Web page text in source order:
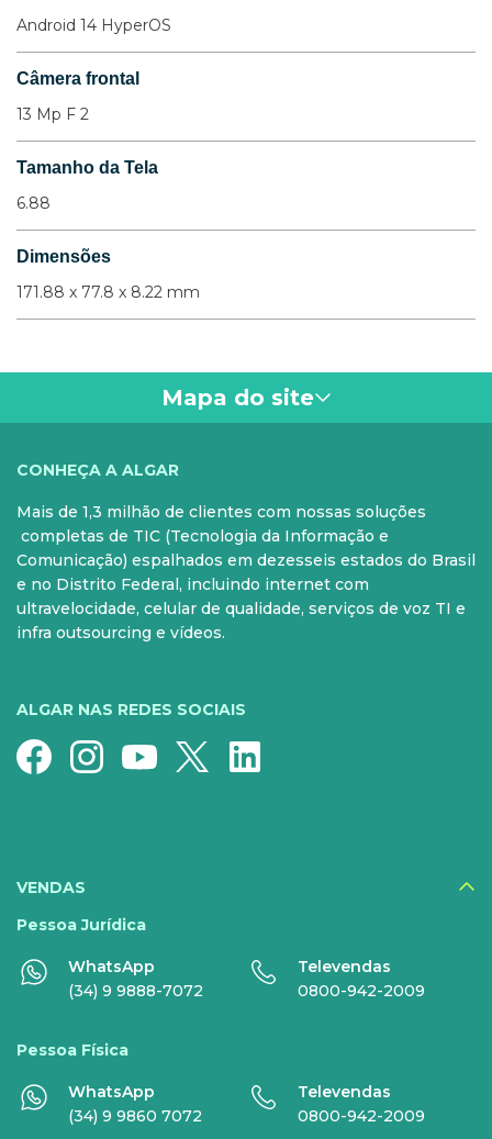
Android 14 HyperOS
Câmera frontal
13 Mp F 2
Tamanho da Tela
6.88
Dimensões
171.88 x 77.8 x 8.22 mm
Mapa do site
PARA SUA CASA
Internet Fibra
Fixo
Super Wi-Fi
CELULAR
Controle e Pós
Aparelhos
DIGITAIS
Disney+
Nomo Music
Sky+
HBO Max
CONHEÇA A ALGAR
Mais de 1,3 milhão de clientes com nossas soluções
completas de TIC (Tecnologia da Informação e
Comunicação) espalhados em dezesseis estados do Brasil
e no Distrito Federal, incluindo internet com
ultravelocidade, celular de qualidade, serviços de voz TI e
infra outsourcing e vídeos.
ALGAR NAS REDES SOCIAIS
VENDAS
Pessoa Jurídica
WhatsApp
(34) 9 9888-7072
Televendas
0800-942-2009
Pessoa Física
WhatsApp
(34) 9 9860 7072
Televendas
0800-942-2009